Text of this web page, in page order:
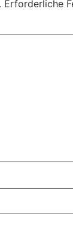
Erforderliche